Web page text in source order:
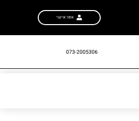
אזור אישי
073-2005306